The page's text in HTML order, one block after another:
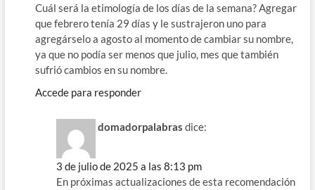
Cuál será la etimología de los días de la semana? Agregar
que febrero tenía 29 días y le sustrajeron uno para
agregárselo a agosto al momento de cambiar su nombre,
ya que no podía ser menos que julio, mes que también
sufrió cambios en su nombre.
Accede para responder
domadorpalabras dice:
3 de julio de 2025 a las 8:13 pm
En próximas actualizaciones de esta recomendación